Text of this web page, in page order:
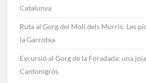
Catalunya
Ruta al Gorg del Molí dels Murris: Les
la Garrotxa
Excursió al Gorg de la Foradada: una
Cantonigròs